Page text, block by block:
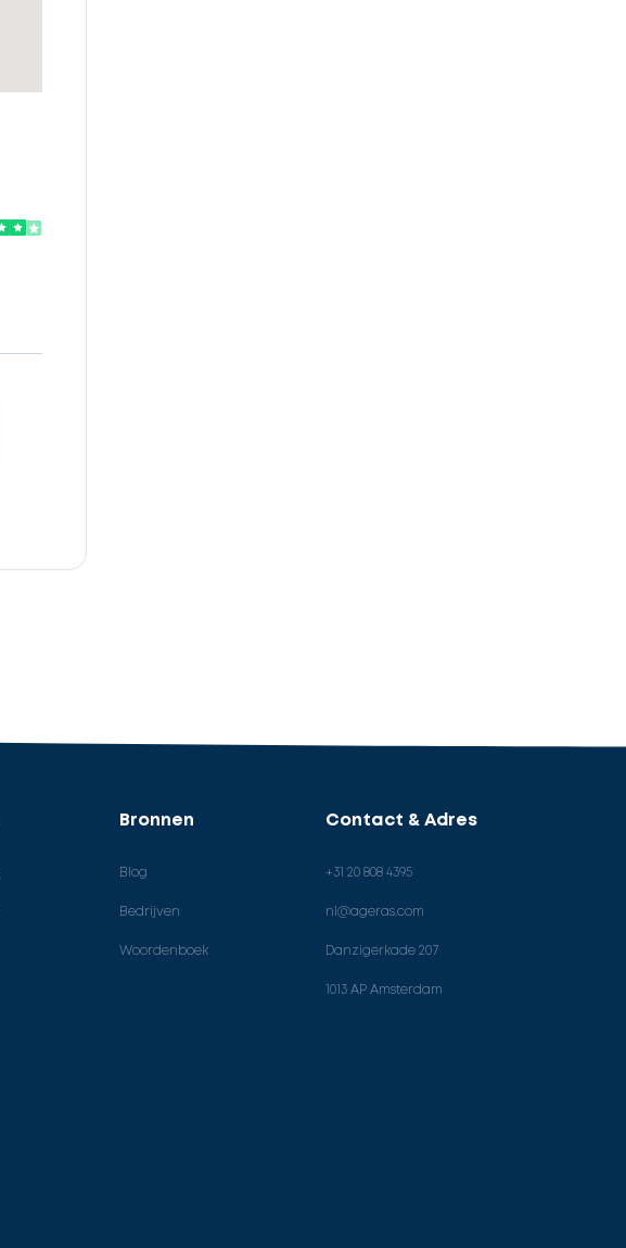
Bronnen
Blog
Bedrijven
Woordenboek
Contact & Adres
+31 20 808 4395
nl@ageras.com
Danzigerkade 207
1013 AP Amsterdam